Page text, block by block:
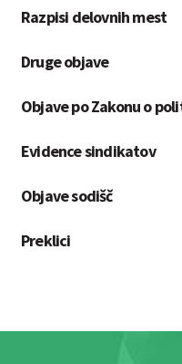
Razpisi delovnih mest
Druge objave
Objave po Zakonu o
Evidence sindikatov
Objave sodišč
Preklici